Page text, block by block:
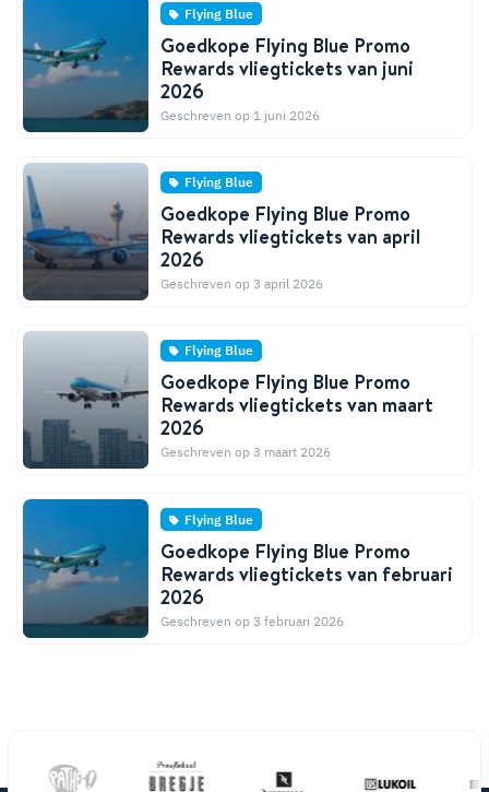
Flying Blue
Goedkope Flying Blue Promo
Rewards vliegtickets van juni
2026
Geschreven op 1 juni 2026
Flying Blue
Goedkope Flying Blue Promo
Rewards vliegtickets van april
2026
Geschreven op 3 april 2026
Flying Blue
Goedkope Flying Blue Promo
Rewards vliegtickets van maart
2026
Geschreven op 3 maart 2026
Flying Blue
Goedkope Flying Blue Promo
Rewards vliegtickets van februari
2026
Geschreven op 3 februari 2026